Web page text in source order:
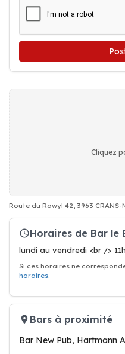
Cliquez
Route du Rawyl 42, 3963 CRANS-
Horaires de Bar le
lundi au vendredi <br />
Si ces horaires ne
horaires.
Bars à proximité
Bar New Pub, Hartmann